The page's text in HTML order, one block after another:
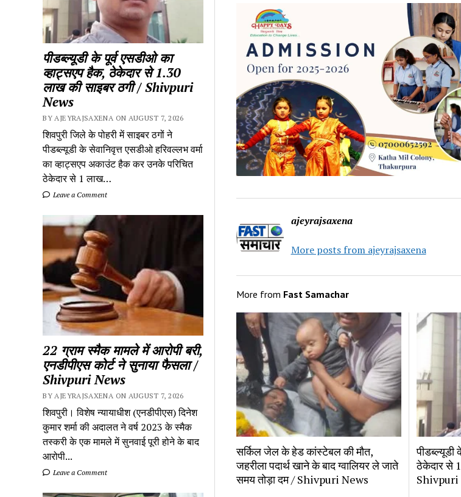
पीडब्ल्यूडी के पूर्व एसडीओ का
व्हाट्सएप हैक, ठेकेदार से 1.30
लाख की साइबर ठगी / Shivpuri
News
BY AJEYRAJSAXENA ON AUGUST 7, 2026
शिवपुरी जिले के पोहरी में साइबर ठगों ने
पीडब्ल्यूडी के सेवानिवृत्त एसडीओ हरिवल्लभ वर्मा
का व्हाट्सएप अकाउंट हैक कर उनके परिचित
ठेकेदार से 1 लाख…
Leave a Comment
22 ग्राम स्मैक मामले में आरोपी बरी,
एनडीपीएस कोर्ट ने सुनाया फैसला /
Shivpuri News
BY AJEYRAJSAXENA ON AUGUST 7, 2026
शिवपुरी। विशेष न्यायाधीश (एनडीपीएस) दिनेश
कुमार शर्मा की अदालत ने वर्ष 2023 के स्मैक
तस्करी के एक मामले में सुनवाई पूरी होने के बाद
आरोपी...
Leave a Comment
ajeyrajsaxena
More posts from ajeyrajsaxena
More from Fast Samachar
सर्किल जेल के हेड कांस्टेबल की मौत,
जहरीला पदार्थ खाने के बाद ग्वालियर ले जाते
समय तोड़ा दम / Shivpuri News
ठेकेदार से
Shivpuri